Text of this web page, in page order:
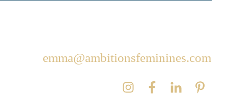
emma@ambitionsfeminines.com